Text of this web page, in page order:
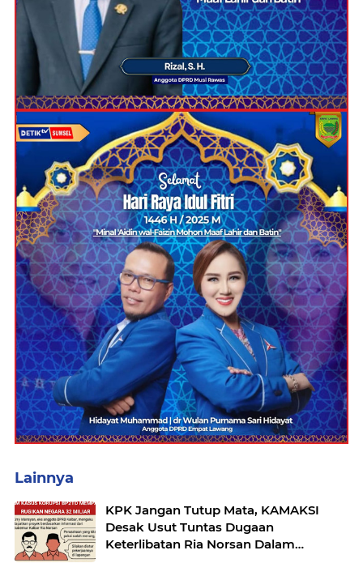
Lainnya
KPK Jangan Tutup Mata, KAMAKSI
Desak Usut Tuntas Dugaan
Keterlibatan Ria Norsan Dalam